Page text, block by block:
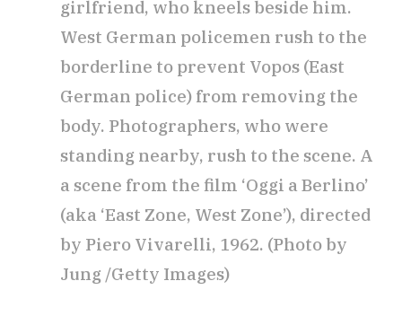
girlfriend, who kneels beside him.
West German policemen rush to the
borderline to prevent Vopos (East
German police) from removing the
body. Photographers, who were
standing nearby, rush to the scene. A
a scene from the film ‘Oggi a Berlino’
(aka ‘East Zone, West Zone’), directed
by Piero Vivarelli, 1962. (Photo by
Jung /Getty Images)